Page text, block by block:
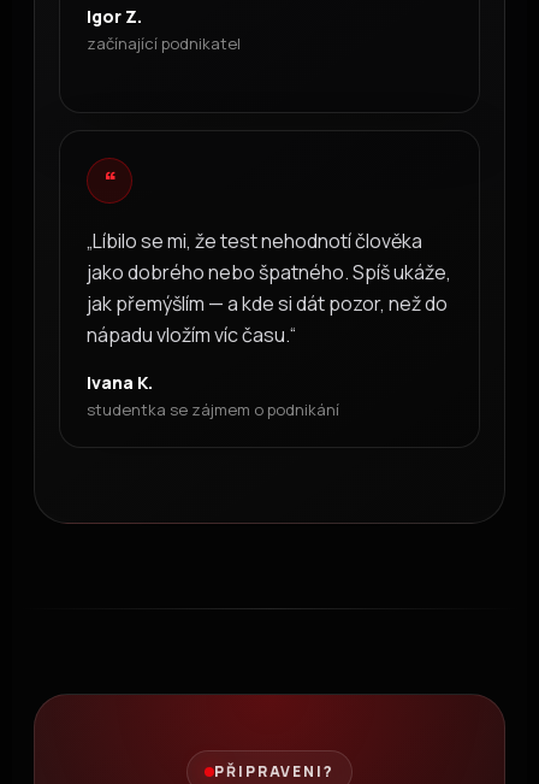
Igor Z.
začínající podnikatel
“
„Líbilo se mi, že test nehodnotí člověka
jako dobrého nebo špatného. Spíš ukáže,
jak přemýšlím — a kde si dát pozor, než do
nápadu vložím víc času.“
Ivana K.
studentka se zájmem o podnikání
PŘIPRAVENI?